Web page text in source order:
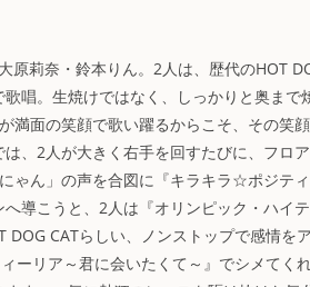
原莉奈・鈴本りん。2人は、歴代のHOT
唱。生焼けではなく、しっかりと奥ま
満面の笑顔で歌い躍るからこそ、その笑
、2人が大きく右手を回すたびに、フロ
ゃん」の声を合図に『キラキラ☆ポジテ
導こうと、2人は『オリンピック・ハイ
DOG CATらしい、ノンストップで感情を
ーリア～君に会いたくて～』でシメてく